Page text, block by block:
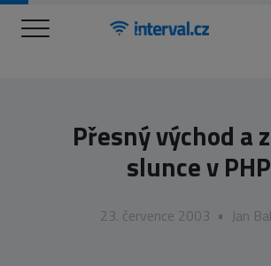
Menu
Přesný východ a
slunce v PHP
23. července 2003 • Jan